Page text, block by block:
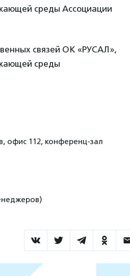
среды Ассоциации
связей ОК «РУСАЛ»,
среды
офис 112, конференц-зал